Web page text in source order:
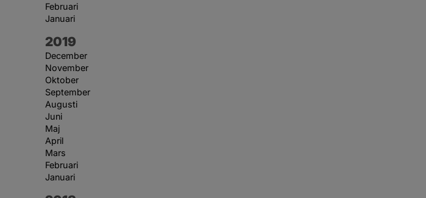
Februari
Januari
År:
2019
December
November
Oktober
September
Augusti
Juni
Maj
April
Mars
Februari
Januari